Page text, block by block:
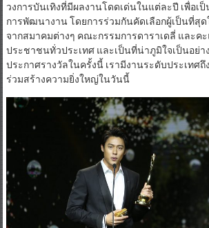
วงการบันเทิงที่มีผลงานโดดเด่นในแต่ละปี เพื่อเ
การพัฒนางาน โดยการร่วมกันคัดเลือกผู้เป็นที่สุ
จากสมาคมต่างๆ คณะกรรมการดาราเดลี่ และค
ประชาชนทั่วประเทศ และเป็นที่น่าภูมิใจเป็นอย่า
ประกาศรางวัลในครั้งนี้ เรามีงานระดับประเทศ
ร่วมสร้างความยิ่งใหญ่ในวันนี้